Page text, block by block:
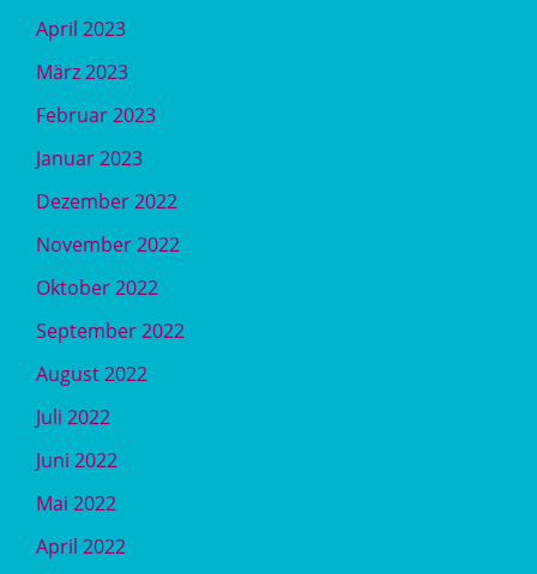
April 2023
März 2023
Februar 2023
Januar 2023
Dezember 2022
November 2022
Oktober 2022
September 2022
August 2022
Juli 2022
Juni 2022
Mai 2022
April 2022